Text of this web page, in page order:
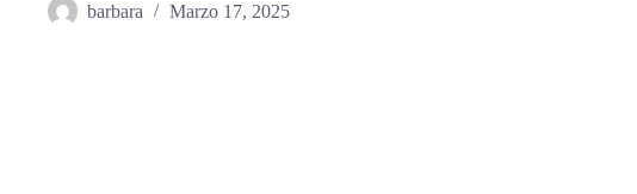
barbara Marzo 17, 2025